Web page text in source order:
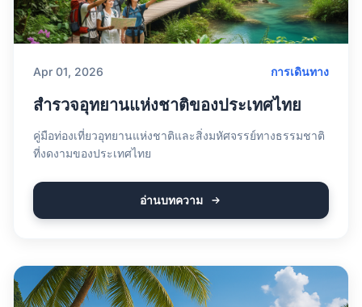
Apr 01, 2026 การเดินทาง
สำรวจอุทยานแห่งชาติของประเทศไทย
คู่มือท่องเที่ยวอุทยานแห่งชาติและสิ่งมหัศจรรย์ทางธรรมชาติ
ที่งดงามของประเทศไทย
อ่านบทความ